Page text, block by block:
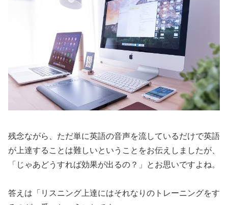
残念ながら、ただ単に英語の音声を流しているだけで英語
が上達することは難しいということをお伝えしましたが、
「じゃあどうすれば効果が出るの？」
とお思いですよね。
答えは 「リスニング上達にはそれなりのトレーニングをす